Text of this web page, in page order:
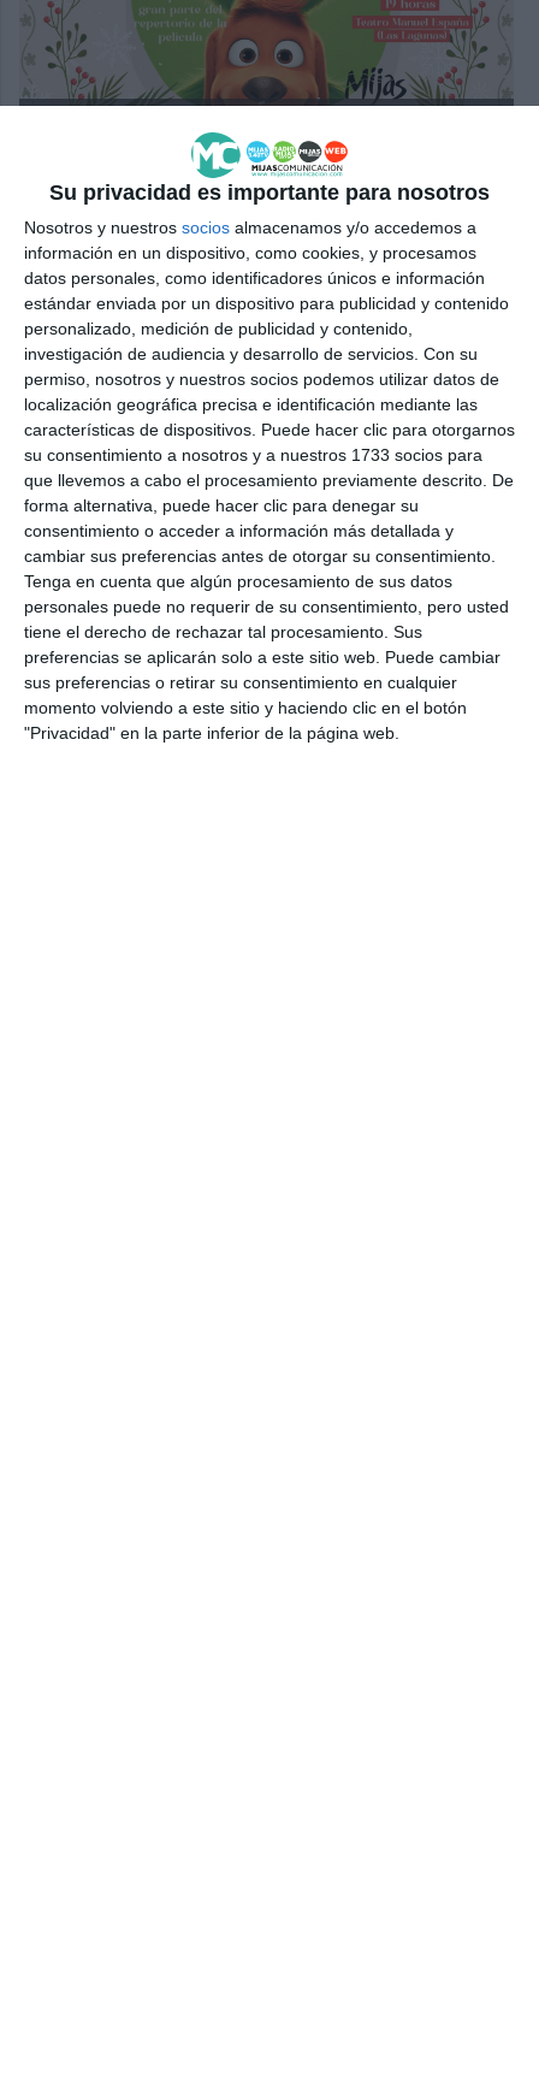
Su privacidad es importante para nosotros
Nosotros y nuestros socios almacenamos y/o accedemos a
información en un dispositivo, como cookies, y procesamos
datos personales, como identificadores únicos e información
estándar enviada por un dispositivo para publicidad y contenido
personalizado, medición de publicidad y contenido,
investigación de audiencia y desarrollo de servicios. Con su
permiso, nosotros y nuestros socios podemos utilizar datos de
localización geográfica precisa e identificación mediante las
características de dispositivos. Puede hacer clic para otorgarnos
su consentimiento a nosotros y a nuestros 1733 socios para
que llevemos a cabo el procesamiento previamente descrito. De
forma alternativa, puede hacer clic para denegar su
consentimiento o acceder a información más detallada y
cambiar sus preferencias antes de otorgar su consentimiento.
Tenga en cuenta que algún procesamiento de sus datos
personales puede no requerir de su consentimiento, pero usted
tiene el derecho de rechazar tal procesamiento. Sus
preferencias se aplicarán solo a este sitio web. Puede cambiar
sus preferencias o retirar su consentimiento en cualquier
momento volviendo a este sitio y haciendo clic en el botón
"Privacidad" en la parte inferior de la página web.
Comparte esta noticia desde el siguiente enlace:
https://mijascom.com/?a=36309
MUSICAL TEATRO GRINCH CULTURA MIJAS